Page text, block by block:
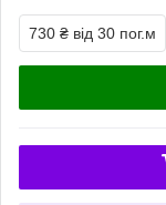
730 ₴ від 30 пог.м